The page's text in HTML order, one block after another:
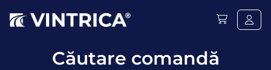
Căutare comandă